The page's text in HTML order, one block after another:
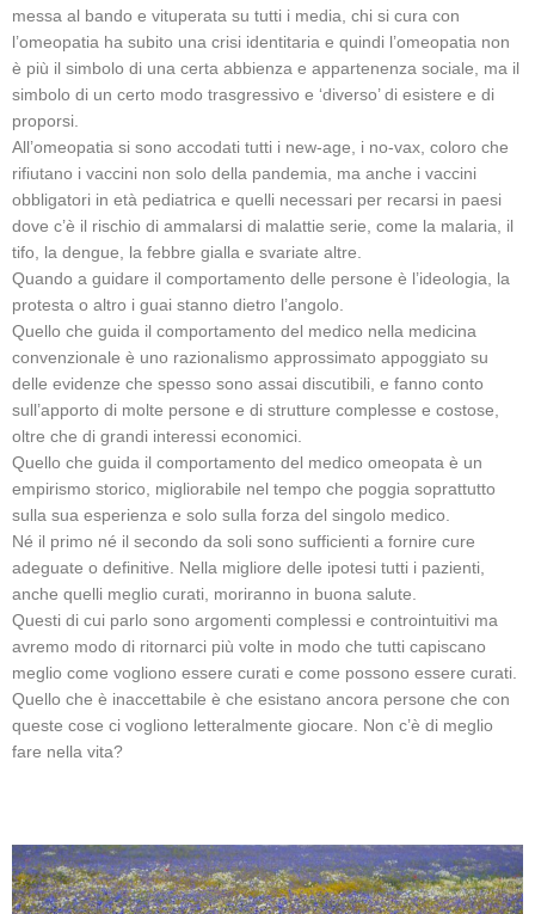
messa al bando e vituperata su tutti i media, chi si cura con
l’omeopatia ha subito una crisi identitaria e quindi l’omeopatia non
è più il simbolo di una certa abbienza e appartenenza sociale, ma il
simbolo di un certo modo trasgressivo e ‘diverso’ di esistere e di
proporsi.
All’omeopatia si sono accodati tutti i new-age, i no-vax, coloro che
rifiutano i vaccini non solo della pandemia, ma anche i vaccini
obbligatori in età pediatrica e quelli necessari per recarsi in paesi
dove c’è il rischio di ammalarsi di malattie serie, come la malaria, il
tifo, la dengue, la febbre gialla e svariate altre.
Quando a guidare il comportamento delle persone è l’ideologia, la
protesta o altro i guai stanno dietro l’angolo.
Quello che guida il comportamento del medico nella medicina
convenzionale è uno razionalismo approssimato appoggiato su
delle evidenze che spesso sono assai discutibili, e fanno conto
sull’apporto di molte persone e di strutture complesse e costose,
oltre che di grandi interessi economici.
Quello che guida il comportamento del medico omeopata è un
empirismo storico, migliorabile nel tempo che poggia soprattutto
sulla sua esperienza e solo sulla forza del singolo medico.
Né il primo né il secondo da soli sono sufficienti a fornire cure
adeguate o definitive. Nella migliore delle ipotesi tutti i pazienti,
anche quelli meglio curati, moriranno in buona salute.
Questi di cui parlo sono argomenti complessi e controintuitivi ma
avremo modo di ritornarci più volte in modo che tutti capiscano
meglio come vogliono essere curati e come possono essere curati.
Quello che è inaccettabile è che esistano ancora persone che con
queste cose ci vogliono letteralmente giocare. Non c’è di meglio
fare nella vita?